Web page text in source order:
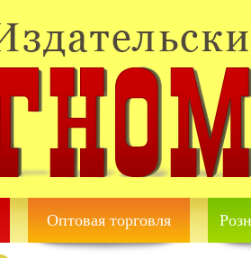
Оптовая торговля